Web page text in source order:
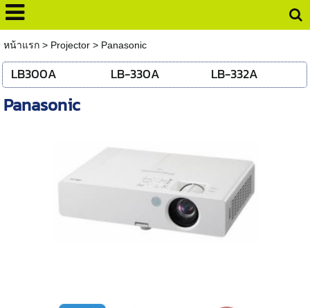
หน้าแรก > Projector> Panasonic
LB300A LB-330A LB-332A
Panasonic